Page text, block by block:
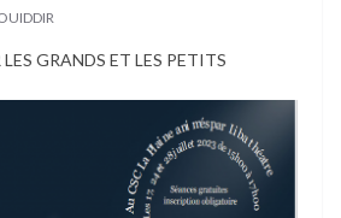
GRANDS ET LES PETITS